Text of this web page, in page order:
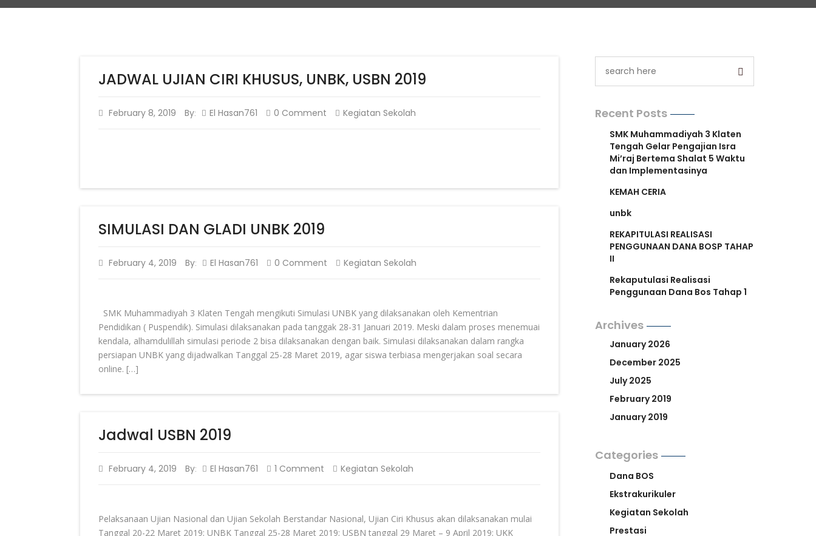
JADWAL UJIAN CIRI KHUSUS, UNBK, USBN 2019
February 8, 2019 By: El Hasan761 0 Comment Kegiatan Sekolah
SIMULASI DAN GLADI UNBK 2019
February 4, 2019 By: El Hasan761 0 Comment Kegiatan Sekolah
SMK Muhammadiyah 3 Klaten Tengah mengikuti Simulasi UNBK yang dilaksanakan oleh Kementrian
Pendidikan ( Puspendik). Simulasi dilaksanakan pada tanggak 28-31 Januari 2019. Meski dalam proses menemuai
kendala, alhamdulillah simulasi periode 2 bisa dilaksanakan dengan baik. Simulasi dilaksanakan dalam rangka
persiapan UNBK yang dijadwalkan Tanggal 25-28 Maret 2019, agar siswa terbiasa mengerjakan soal secara
online. […]
Jadwal USBN 2019
February 4, 2019 By: El Hasan761 1 Comment Kegiatan Sekolah
Pelaksanaan Ujian Nasional dan Ujian Sekolah Berstandar Nasional, Ujian Ciri Khusus akan dilaksanakan mulai
Tanggal 20-22 Maret 2019; UNBK Tanggal 25-28 Maret 2019; USBN tanggal 29 Maret – 9 April 2019; UKK
Recent Posts
SMK Muhammadiyah 3 Klaten
Tengah Gelar Pengajian Isra
Mi’raj Bertema Shalat 5 Waktu
dan Implementasinya
KEMAH CERIA
unbk
REKAPITULASI REALISASI
PENGGUNAAN DANA BOSP TAHAP
II
Rekaputulasi Realisasi
Penggunaan Dana Bos Tahap 1
Archives
January 2026
December 2025
July 2025
February 2019
January 2019
Categories
Dana BOS
Ekstrakurikuler
Kegiatan Sekolah
Prestasi